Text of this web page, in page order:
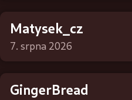
Matysek_cz
7. srpna 2026
GingerBread